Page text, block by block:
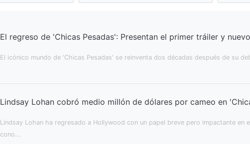
El regreso de 'Chicas Pesadas': Presentan el primer tráiler y
El icónico mundo de 'Chicas Pesadas' se reinventa dos décadas después de su
Lindsay Lohan cobró medio millón de dólares por cameo en
Lindsay Lohan ha regresado a Hollywood con un papel breve pero impactante en
cono...